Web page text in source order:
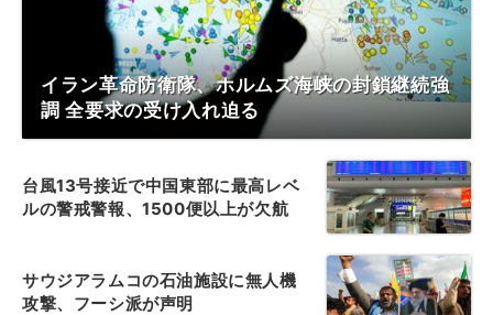
イラン革命防衛隊、ホルムズ海峡の封鎖継続強
調 全要求の受け入れ迫る
台風13号接近で中国東部に最高レベ
ルの警戒警報、1500便以上が欠航
サウジアラムコの石油施設に無人機
攻撃、フーシ派が声明